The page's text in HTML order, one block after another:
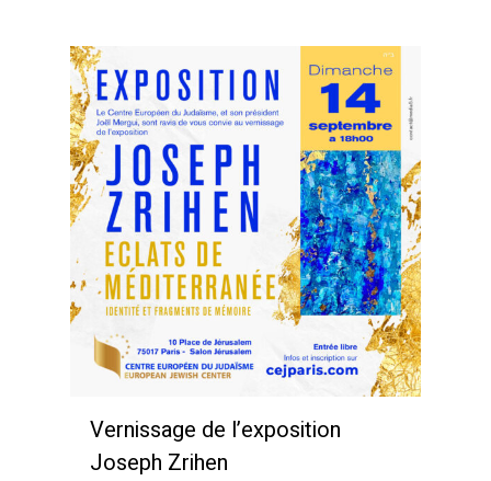
Vernissage de l’exposition
Joseph Zrihen